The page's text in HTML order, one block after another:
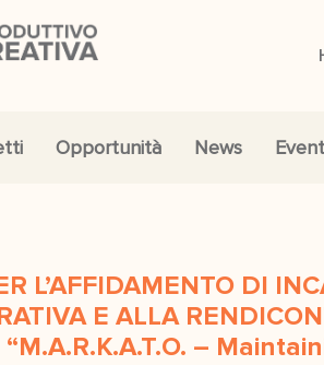
Opportunità News
L’AFFIDAMENTO DI
E ALLA
“M.A.R.K.A.T.O. –